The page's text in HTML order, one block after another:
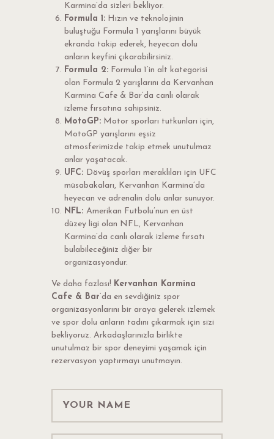
Karmina’da sizleri bekliyor.
Formula 1: Hızın ve teknolojinin
buluştuğu Formula 1 yarışlarını büyük
ekranda takip ederek, heyecan dolu
anların keyfini çıkarabilirsiniz.
Formula 2: Formula 1’in alt kategorisi
olan Formula 2 yarışlarını da Kervanhan
Karmina Cafe & Bar’da canlı olarak
izleme fırsatına sahipsiniz.
MotoGP: Motor sporları tutkunları için,
MotoGP yarışlarını eşsiz
atmosferimizde takip etmek unutulmaz
anlar yaşatacak.
UFC: Dövüş sporları meraklıları için UFC
müsabakaları, Kervanhan Karmina’da
heyecan ve adrenalin dolu anlar sunuyor.
NFL: Amerikan Futbolu’nun en üst
düzey ligi olan NFL, Kervanhan
Karmina’da canlı olarak izleme fırsatı
bulabileceğiniz diğer bir
organizasyondur.
Ve daha fazlası! Kervanhan Karmina
Cafe & Bar‘da en sevdiğiniz spor
organizasyonlarını bir araya gelerek izlemek
ve spor dolu anların tadını çıkarmak için sizi
bekliyoruz. Arkadaşlarınızla birlikte
unutulmaz bir spor deneyimi yaşamak için
rezervasyon yaptırmayı unutmayın.